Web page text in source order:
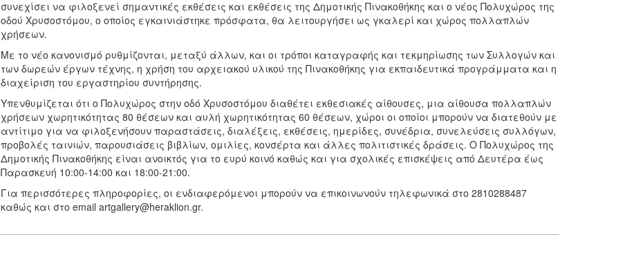
συνεχίσει να φιλοξενεί σημαντικές εκθέσεις και εκθέσεις της Δημοτικής Πινακοθήκης και ο νέος Πολυχώρος της
οδού Χρυσοστόμου, ο οποίος εγκαινιάστηκε πρόσφατα, θα λειτουργήσει ως γκαλερί και χώρος πολλαπλών
χρήσεων.
Με το νέο κανονισμό ρυθμίζονται, μεταξύ άλλων, και οι τρόποι καταγραφής και τεκμηρίωσης των Συλλογών και
των δωρεών έργων τέχνης, η χρήση του αρχειακού υλικού της Πινακοθήκης για εκπαιδευτικά προγράμματα και η
διαχείριση του εργαστηρίου συντήρησης.
Υπενθυμίζεται ότι ο Πολυχώρος στην οδό Χρυσοστόμου διαθέτει εκθεσιακές αίθουσες, μια αίθουσα πολλαπλών
χρήσεων χωρητικότητας 80 θέσεων και αυλή χωρητικότητας 60 θέσεων, χώροι οι οποίοι μπορούν να διατεθούν με
αντίτιμο για να φιλοξενήσουν παραστάσεις, διαλέξεις, εκθέσεις, ημερίδες, συνέδρια, συνελεύσεις συλλόγων,
προβολές ταινιών, παρουσιάσεις βιβλίων, ομιλίες, κονσέρτα και άλλες πολιτιστικές δράσεις. Ο Πολυχώρος της
Δημοτικής Πινακοθήκης είναι ανοικτός για το ευρύ κοινό καθώς και για σχολικές επισκέψεις από Δευτέρα έως
Παρασκευή 10:00-14:00 και 18:00-21:00.
Για περισσότερες πληροφορίες, οι ενδιαφερόμενοι μπορούν να επικοινωνούν τηλεφωνικά στο 2810288487
καθώς και στο email artgallery@heraklion.gr.